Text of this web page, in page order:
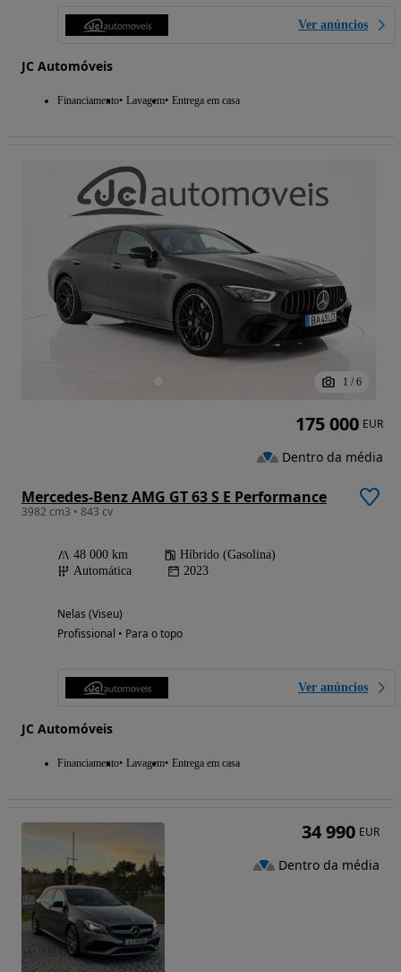
Ver anúncios
JC Automóveis
Financiamento Lavagem Entrega em casa
1 / 6
Mercedes-Benz AMG GT 63 S E Performance
3982 cm3 • 843 cv
48 000 km
Híbrido (Gasolina)
Automática
2023
Nelas (Viseu)
Profissional • Para o topo
Ver anúncios
JC Automóveis
Financiamento Lavagem Entrega em casa
175 000 EUR
Dentro da média
34 990 EUR
Dentro da média